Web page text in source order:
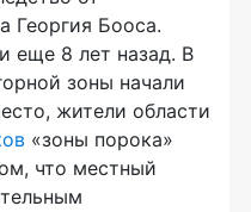
Георгия Бооса.
еще 8 лет назад. В
зоны начали
жители области
«зоны порока»
что местный